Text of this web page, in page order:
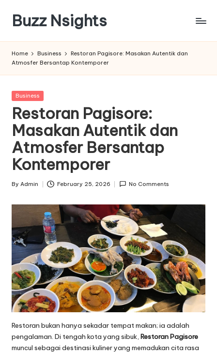
content
Buzz Nsights
Across
&
News
Home Business
Restoran Pagisore: Masakan Autentik dan
Atmosfer Bersantap Kontemporer
Posted
Business
Restoran Pagisore:
Masakan Autentik dan
Atmosfer Bersantap
Kontemporer
Posted
By Admin February 25, 2026 No Comments
Restoran bukan hanya sekadar tempat makan; ia adalah
pengalaman. Di tengah kota yang sibuk, Restoran Pagisore
muncul sebagai destinasi kuliner yang memadukan cita rasa